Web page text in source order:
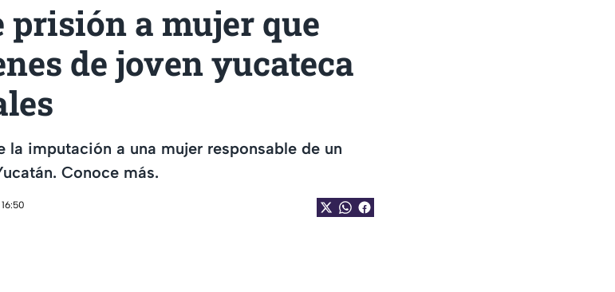
prisión a mujer que
de joven yucateca
imputación a una mujer responsable de un
Conoce más.